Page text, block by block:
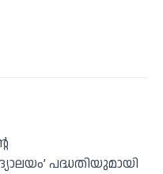
പദ്ധതിയുമായി